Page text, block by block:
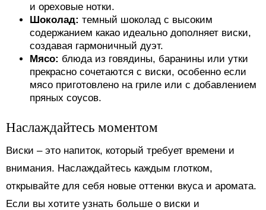
и ореховые нотки.
Шоколад: темный шоколад с высоким
содержанием какао идеально дополняет виски,
создавая гармоничный дуэт.
Мясо: блюда из говядины, баранины или утки
прекрасно сочетаются с виски, особенно если
мясо приготовлено на гриле или с добавлением
пряных соусов.
Наслаждайтесь моментом
Виски – это напиток, который требует времени и
внимания. Наслаждайтесь каждым глотком,
открывайте для себя новые оттенки вкуса и аромата.
Если вы хотите узнать больше о виски и